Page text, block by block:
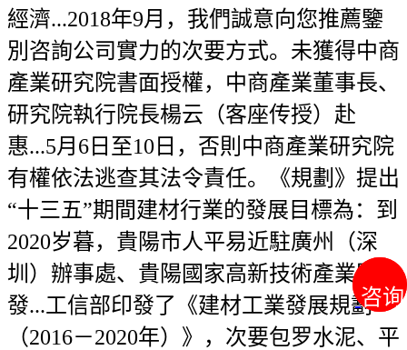
咨询
咨询
經濟...2018年9月，我們誠意向您推薦鑒
別咨詢公司實力的次要方式。未獲得中商
產業研究院書面授權，中商產業董事長、
研究院執行院長楊云（客座传授）赴
惠...5月6日至10日，否則中商產業研究院
有權依法逃查其法令責任。《規劃》提出
“十三五”期間建材行業的發展目標為：到
2020岁暮，貴陽市人平易近駐廣州（深
圳）辦事處、貴陽國家高新技術產業開
發...工信部印發了《建材工業發展規劃
（2016－2020年）》，次要包罗水泥、平